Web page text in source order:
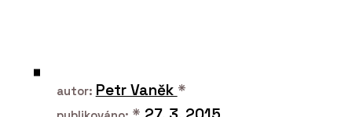
hvězdy z Milána
autor: Petr Vaněk *